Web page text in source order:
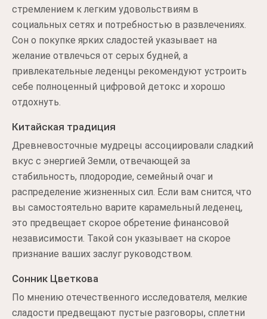
стремлением к легким удовольствиям в
социальных сетях и потребностью в развлечениях.
Сон о покупке ярких сладостей указывает на
желание отвлечься от серых будней, а
привлекательные леденцы рекомендуют устроить
себе полноценный цифровой детокс и хорошо
отдохнуть.
Китайская традиция
Древневосточные мудрецы ассоциировали сладкий
вкус с энергией Земли, отвечающей за
стабильность, плодородие, семейный очаг и
распределение жизненных сил. Если вам снится, что
вы самостоятельно варите карамельный леденец,
это предвещает скорое обретение финансовой
независимости. Такой сон указывает на скорое
признание ваших заслуг руководством.
Сонник Цветкова
По мнению отечественного исследователя, мелкие
сладости предвещают пустые разговоры, сплетни